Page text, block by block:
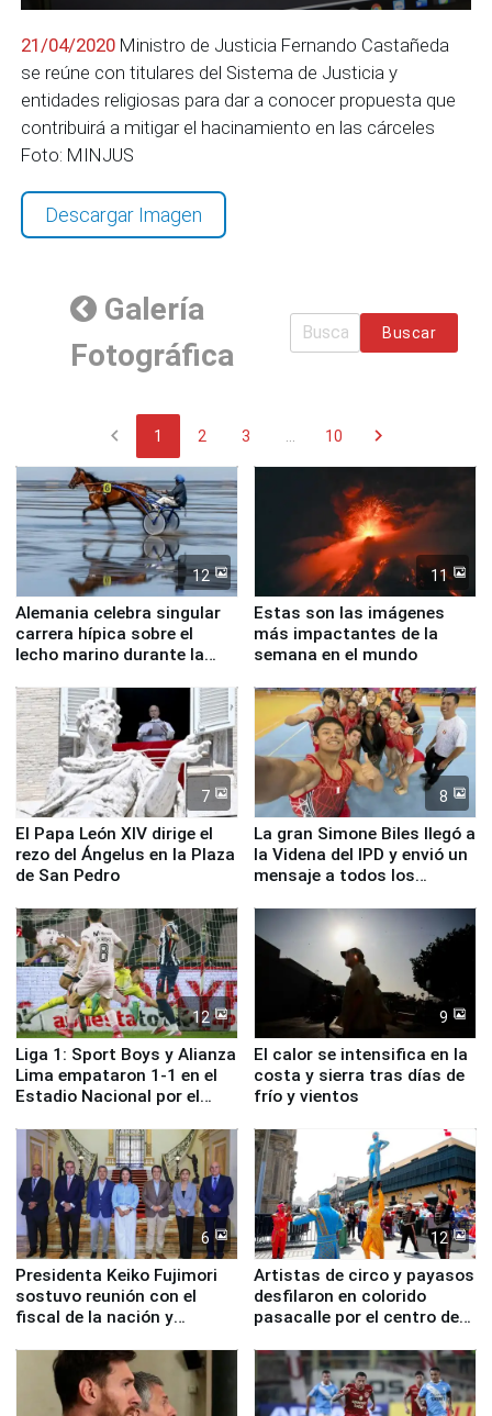
21/04/2020 Ministro de Justicia Fernando Castañeda
se reúne con titulares del Sistema de Justicia y
entidades religiosas para dar a conocer propuesta que
contribuirá a mitigar el hacinamiento en las cárceles
Foto: MINJUS
Descargar Imagen
Galería
Fotográfica
Buscar
chevron_left 1 2 3 10 chevron_right
12
Alemania celebra singular
carrera hípica sobre el
lecho marino durante la
11
Estas son las imágenes
más impactantes de la
semana en el mundo
7
El Papa León XIV dirige el
rezo del Ángelus en la Plaza
de San Pedro
8
La gran Simone Biles llegó a
la Videna del IPD y envió un
mensaje a todos los
12
Liga 1: Sport Boys y Alianza
Lima empataron 1-1 en el
Estadio Nacional por el
9
El calor se intensifica en la
costa y sierra tras días de
frío y vientos
6
Presidenta Keiko Fujimori
sostuvo reunión con el
fiscal de la nación y
12
Artistas de circo y payasos
desfilaron en colorido
pasacalle por el centro de